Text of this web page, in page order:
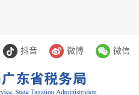
抖音 微博 微信